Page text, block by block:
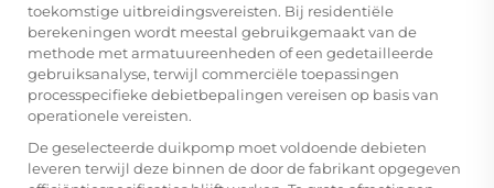
toekomstige uitbreidingsvereisten. Bij residentiële
berekeningen wordt meestal gebruikgemaakt van de
methode met armatuureenheden of een gedetailleerde
gebruiksanalyse, terwijl commerciële toepassingen
processpecifieke debietbepalingen vereisen op basis van
operationele vereisten.
De geselecteerdeduikpomp moet voldoende debieten
leveren terwijl deze binnen de door de fabrikant opgegeven